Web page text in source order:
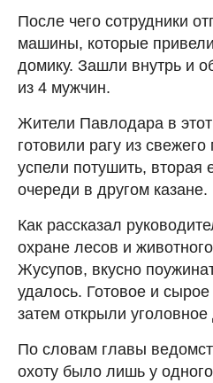
После чего сотрудники
машины, которые
домику. Зашли внутрь и
из 4 мужчин.
Жители Павлодара в
готовили рагу из
успели потушить,
очереди в другом казане.
Как рассказал
охране лесов и
Жусупов, вкусно
удалось. Готовое и
затем открыли уголовное
По словам главы
охоту было лишь у